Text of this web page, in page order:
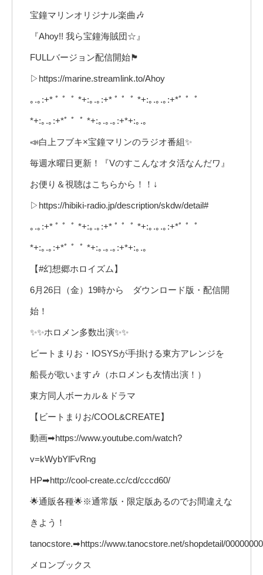
宝鐘マリンオリジナル楽曲🎶
『Ahoy!! 我ら宝鐘海賊団☆』
FULLバージョン配信開始🏴
▷https://marine.streamlink.to/Ahoy
｡.｡:+* ﾟ ゜ﾟ *+:｡.｡:+* ﾟ ゜ﾟ *+:｡.｡.｡:+*ﾟ ゜ﾟ
*+:｡.｡:+*ﾟ ゜ﾟ *+:｡.｡.｡:+*+:｡.｡
📣白上フブキ×宝鐘マリンのラジオ番組✨
毎週水曜日更新！『Vのすこんなオタ活なんだワ』
お便り＆視聴はこちらから！！↓
▷https://hibiki-radio.jp/description/skdw/detail#
｡.｡:+* ﾟ ゜ﾟ *+:｡.｡:+* ﾟ ゜ﾟ *+:｡.｡.｡:+*ﾟ ゜ﾟ
*+:｡.｡:+*ﾟ ゜ﾟ *+:｡.｡.｡:+*+:｡.｡
【#幻想郷ホロイズム】
6月26日（金）19時から ダウンロード版・配信開
始！
✨✨ホロメン多数出演✨✨
ビートまりお・IOSYSが手掛ける東方アレンジを
船長が歌います🎶（ホロメンも友情出演！）
東方同人ボーカル＆ドラマ
【ビートまりお/COOL&CREATE】
動画➡https://www.youtube.com/watch?
v=kWybYlFvRng
HP➡http://cool-create.cc/cd/cccd60/
🌟通販各種🌟※通常版・限定版あるのでお間違えな
きよう！
tanocstore.➡https://www.tanocstore.net/shopdetail/
メロンブックス